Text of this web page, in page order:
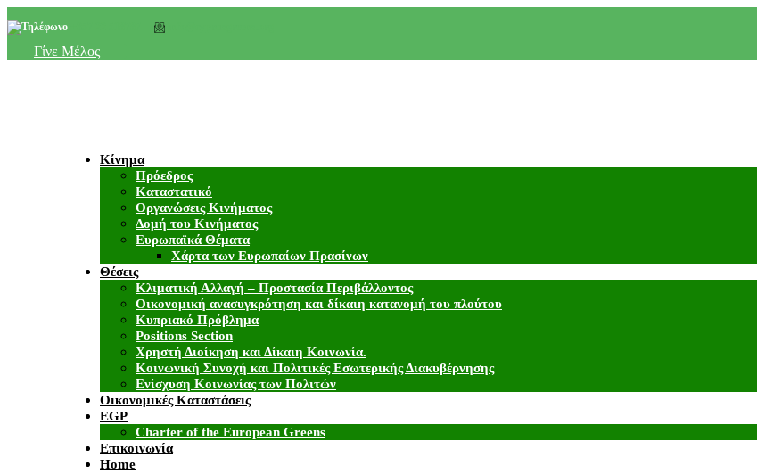
Γίνε Μέλος
Κίνημα
Πρόεδρος
Καταστατικό
Οργανώσεις Κινήματος
Δομή του Κινήματος
Ευρωπαϊκά Θέματα
Χάρτα των Ευρωπαίων Πρασίνων
Θέσεις
Κλιματική Αλλαγή – Προστασία Περιβάλλοντος
Οικονομική ανασυγκρότηση και δίκαιη κατανομή του πλούτου
Κυπριακό Πρόβλημα
Positions Section
Χρηστή Διοίκηση και Δίκαιη Κοινωνία.
Κοινωνική Συνοχή και Πολιτικές Εσωτερικής Διακυβέρνησης
Ενίσχυση Κοινωνίας των Πολιτών
Οικονομικές Καταστάσεις
EGP
Charter of the European Greens
Επικοινωνία
Home